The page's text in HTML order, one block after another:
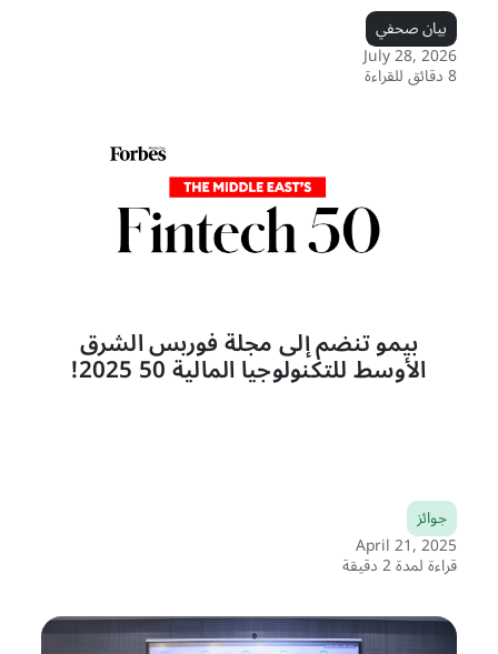
بيان صحفي
July 28, 2026
8 دقائق للقراءة
بيمو تنضم إلى مجلة فوربس الشرق
الأوسط للتكنولوجيا المالية 50 2025!
جوائز
April 21, 2025
قراءة لمدة 2 دقيقة